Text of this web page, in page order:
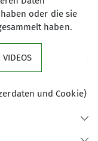
oder die sie
haben.
VIDEOS
und Cookie)